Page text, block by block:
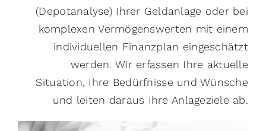
(Depotanalyse) Ihrer Geldanlage oder bei
komplexen Vermögenswerten mit einem
individuellen Finanzplan eingeschätzt
werden. Wir erfassen Ihre aktuelle
Situation, Ihre Bedürfnisse und Wünsche
und leiten daraus Ihre Anlageziele ab.